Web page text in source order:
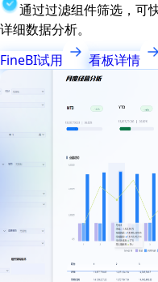
通过过滤组件筛选，可
详细数据分析。
FineBI试用
看板详情